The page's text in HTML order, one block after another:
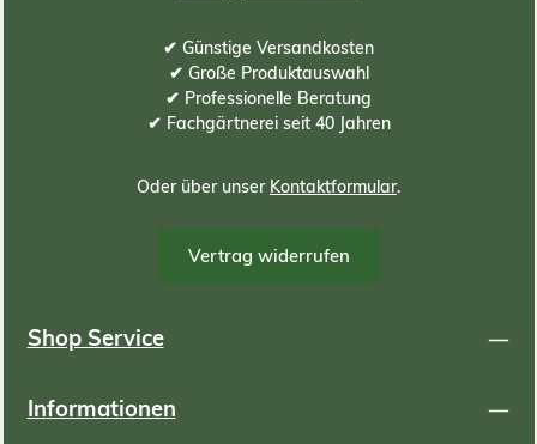
✔ Günstige Versandkosten
✔ Große Produktauswahl
✔ Professionelle Beratung
✔ Fachgärtnerei seit 40 Jahren
Oder über unser Kontaktformular.
Vertrag widerrufen
Shop Service
Informationen